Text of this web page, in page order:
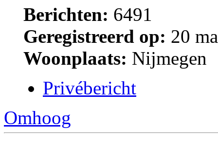
Berichten: 6491
Geregistreerd op: 20
Woonplaats: Nijmegen
Privébericht
Omhoog